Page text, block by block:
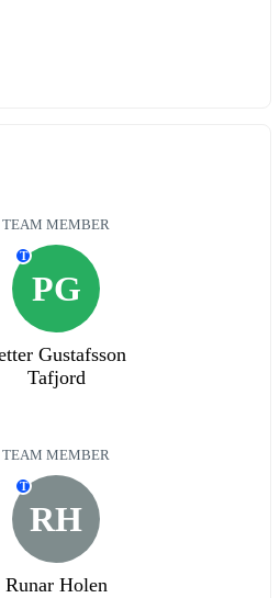
TEAM MEMBER
PG
T
Gustafsson
Tafjord
TEAM MEMBER
RH
T
Runar Holen